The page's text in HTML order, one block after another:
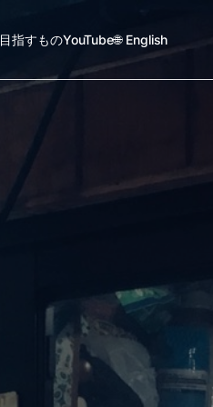
目指すものYouTube🌐 English